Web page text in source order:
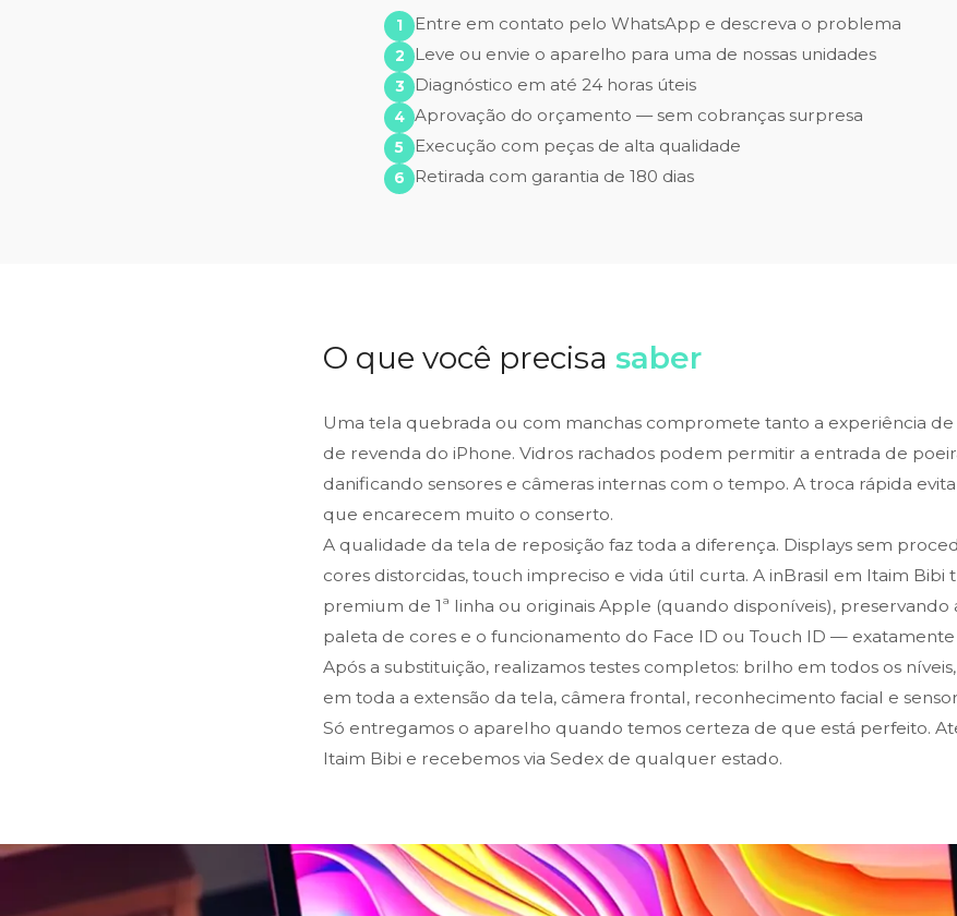
Entre em contato pelo WhatsApp e descreva o problema
Leve ou envie o aparelho para uma de nossas unidades
Diagnóstico em até 24 horas úteis
Aprovação do orçamento — sem cobranças surpresa
Execução com peças de alta qualidade
Retirada com garantia de 180 dias
O que você precisa saber
Uma tela quebrada ou com manchas compromete tanto a experiência
de revenda do iPhone. Vidros rachados podem permitir a entrada de
danificando sensores e câmeras internas com o tempo. A troca rápida
que encarecem muito o conserto.
A qualidade da tela de reposição faz toda a diferença. Displays sem
cores distorcidas, touch impreciso e vida útil curta. A inBrasil em Itaim Bibi
premium de 1ª linha ou originais Apple (quando disponíveis), preservando
paleta de cores e o funcionamento do Face ID ou Touch ID —
Após a substituição, realizamos testes completos: brilho em todos os
em toda a extensão da tela, câmera frontal, reconhecimento facial e
Só entregamos o aparelho quando temos certeza de que está perfeito.
Itaim Bibi e recebemos via Sedex de qualquer estado.